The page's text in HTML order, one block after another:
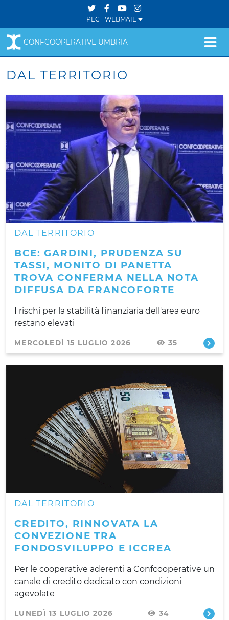
PEC WEBMAIL
CONFCOOPERATIVE UMBRIA
DAL TERRITORIO
DAL TERRITORIO
BCE: GARDINI, PRUDENZA SU
TASSI, MONITO DI PANETTA
TROVA CONFERMA NELLA NOTA
DIFFUSA DA FRANCOFORTE
I rischi per la stabilità finanziaria dell'area euro
restano elevati
MERCOLEDÌ 15 LUGLIO 2026 35
DAL TERRITORIO
CREDITO, RINNOVATA LA
CONVEZIONE TRA
FONDOSVILUPPO E ICCREA
Per le cooperative aderenti a Confcooperative un
canale di credito dedicato con condizioni
agevolate
LUNEDÌ 13 LUGLIO 2026 34